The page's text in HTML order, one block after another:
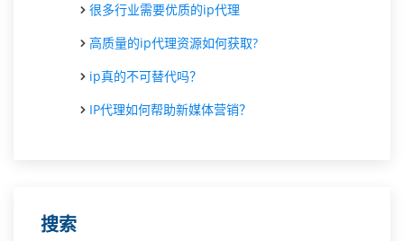
很多行业需要优质的ip代理
高质量的ip代理资源如何获取?
ip真的不可替代吗？
IP代理如何帮助新媒体营销？
搜索